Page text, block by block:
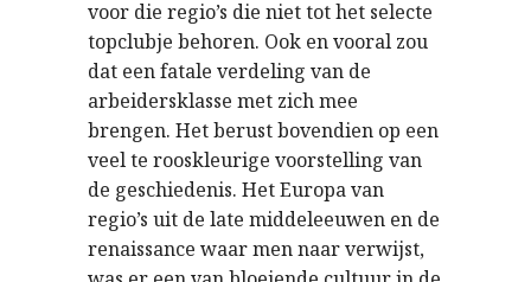
voor die regio’s die niet tot het selecte
topclubje behoren. Ook en vooral zou
dat een fatale verdeling van de
arbeidersklasse met zich mee
brengen. Het berust bovendien op een
veel te rooskleurige voorstelling van
de geschiedenis. Het Europa van
regio’s uit de late middeleeuwen en de
renaissance waar men naar verwijst,